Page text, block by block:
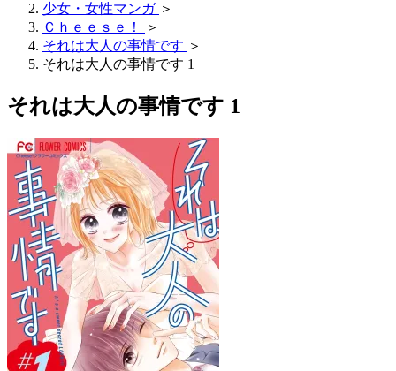
少女・女性マンガ ＞
Ｃｈｅｅｓｅ！
＞
それは大人の事情です ＞
それは大人の事情です 1
それは大人の事情です 1